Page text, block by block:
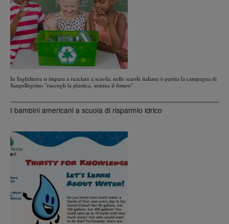
In Inghilterra si impara a riciclare a scuola; nelle scuole italiane è partita la campagna di
Sanpellegrino "raccogli la plastica, semina il futuro"
I bambini americani a scuola di risparmio idrico